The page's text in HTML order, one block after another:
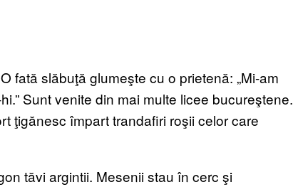
fată slăbuţă glumeşte cu o prietenă: „Mi-am
Sunt venite din mai multe licee bucureştene.
ţigănesc împart trandafiri roşii celor care
tăvi argintii. Mesenii stau în cerc şi